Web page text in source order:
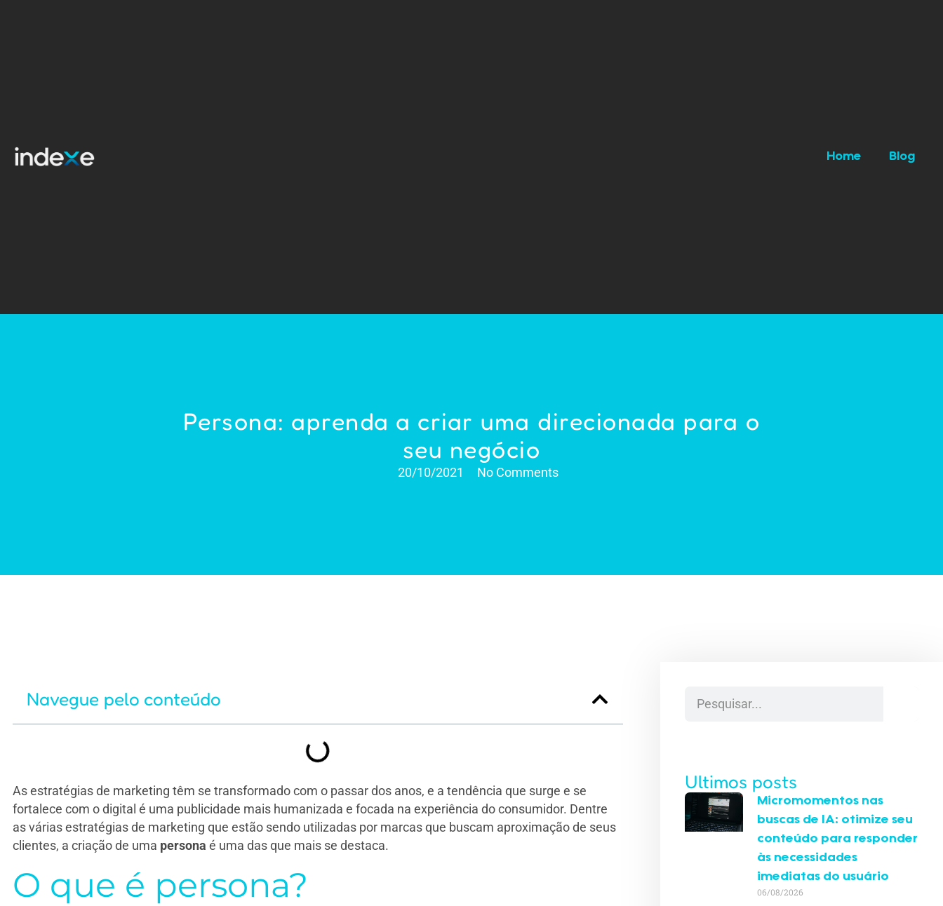
Home Blog
Persona: aprenda a criar uma direcionada para o
seu negócio
20/10/2021 No Comments
Navegue pelo conteúdo
As estratégias de marketing têm se transformado com o passar dos anos, e a tendência que surge e se
fortalece com o digital é uma publicidade mais humanizada e focada na experiência do consumidor. Dentre
as várias estratégias de marketing que estão sendo utilizadas por marcas que buscam aproximação de seus
clientes, a criação de uma persona é uma das que mais se destaca.
O que é persona?
Ultimos posts
Micromomentos nas
buscas de IA: otimize seu
conteúdo para responder
às necessidades
imediatas do usuário
06/08/2026